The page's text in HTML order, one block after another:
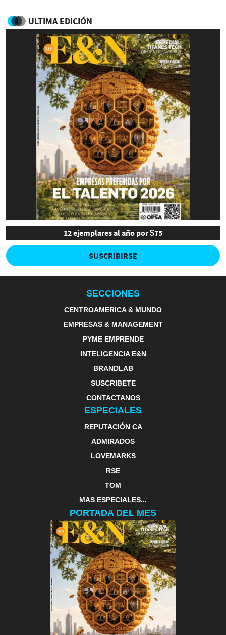
ULTIMA EDICIÓN
12 ejemplares al año por $75
SUSCRIBIRSE
SECCIONES
CENTROAMERICA & MUNDO
EMPRESAS & MANAGEMENT
PYME EMPRENDE
INTELIGENCIA E&N
BRANDLAB
SUSCRIBETE
CONTACTANOS
ESPECIALES
REPUTACIÓN CA
ADMIRADOS
LOVEMARKS
RSE
TOM
MAS ESPECIALES...
PORTADA DEL MES